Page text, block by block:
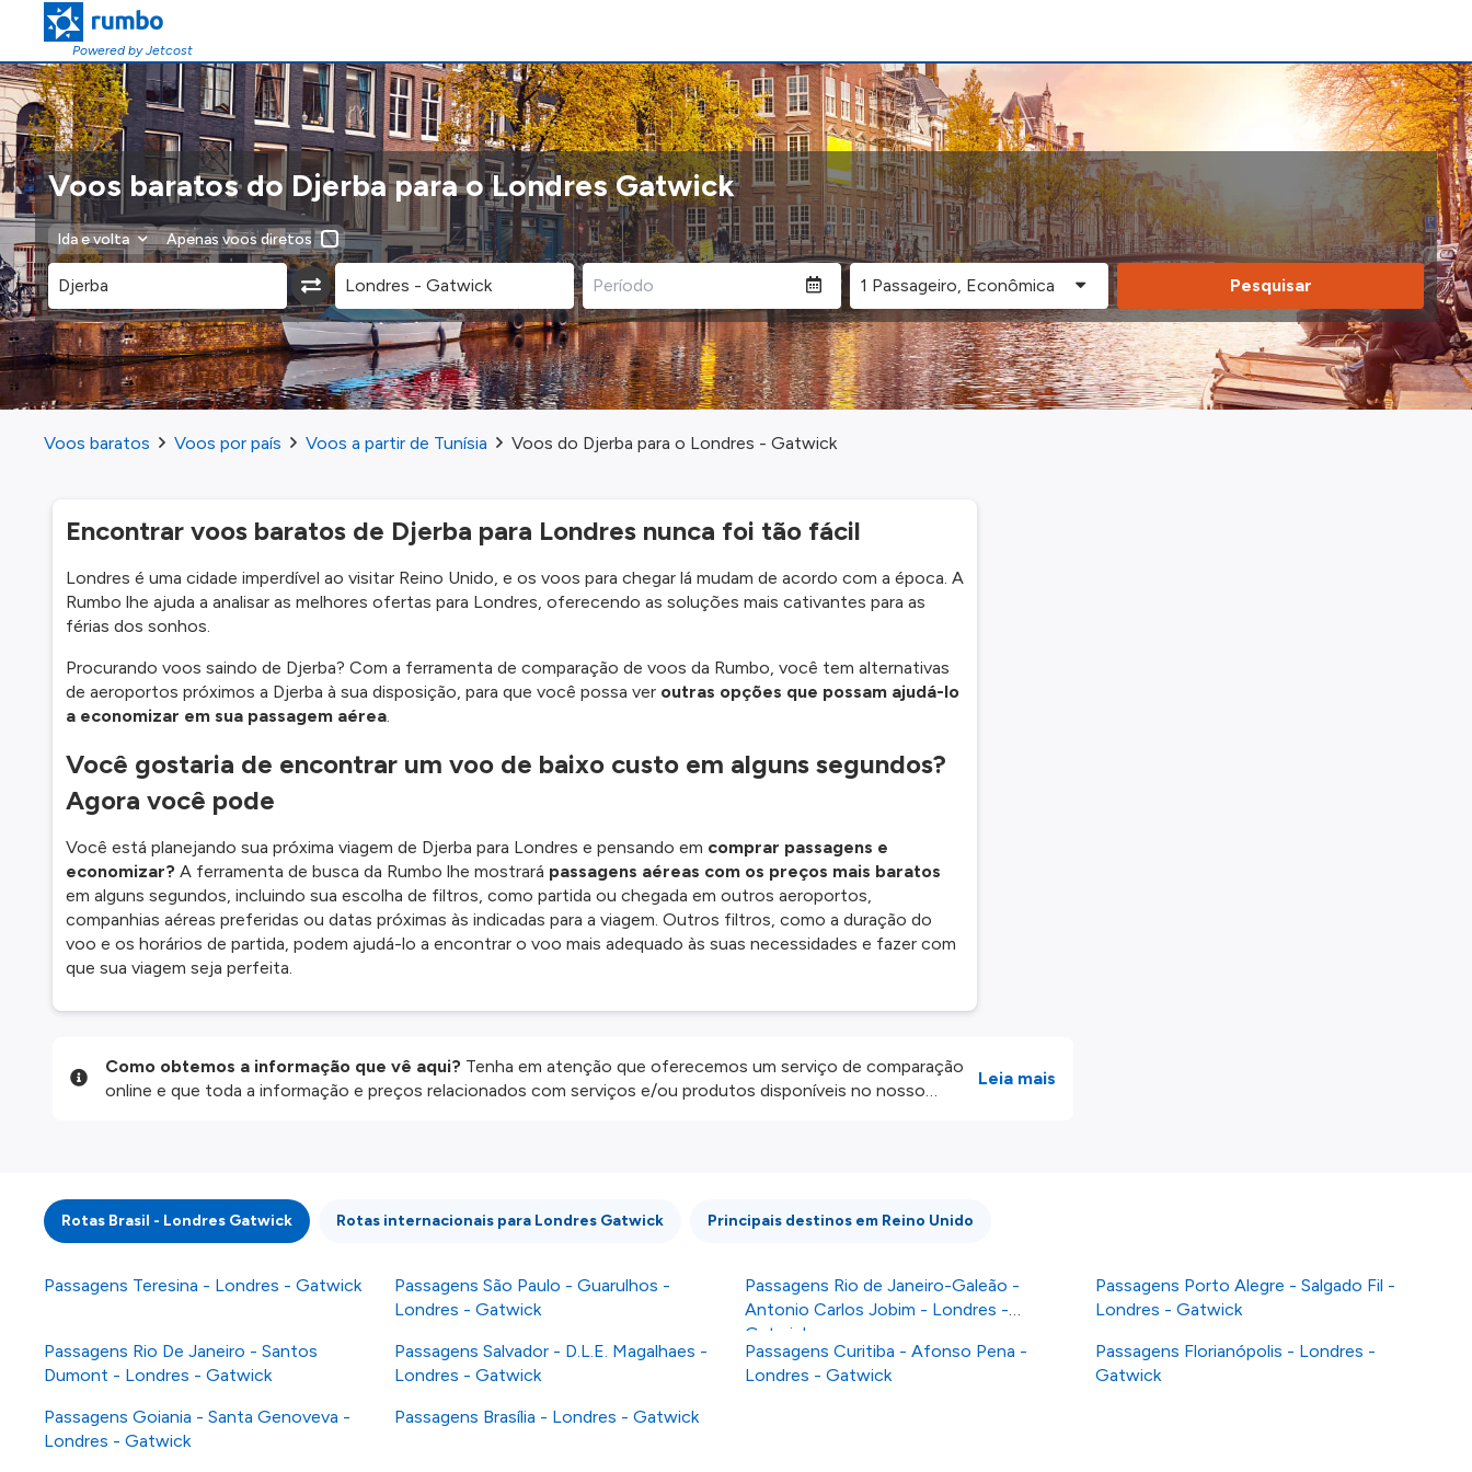
Powered by Jetcost
Voos baratos do Djerba para o Londres Gatwick
Ida e volta Apenas voos diretos
Pesquisar
Voos baratos Voos por país Voos a partir de Tunísia Voos do Djerba para o Londres - Gatwick
Encontrar voos baratos de Djerba para Londres nunca foi tão fácil
Londres é uma cidade imperdível ao visitar Reino Unido, e os voos para chegar lá mudam de acordo com a época. A
Rumbo lhe ajuda a analisar as melhores ofertas para Londres, oferecendo as soluções mais cativantes para as
férias dos sonhos.
Procurando voos saindo de Djerba? Com a ferramenta de comparação de voos da Rumbo, você tem alternativas
de aeroportos próximos a Djerba à sua disposição, para que você possa ver outras opções que possam ajudá-lo
a economizar em sua passagem aérea.
Você gostaria de encontrar um voo de baixo custo em alguns segundos?
Agora você pode
Você está planejando sua próxima viagem de Djerba para Londres e pensando em comprar passagens e
economizar? A ferramenta de busca da Rumbo lhe mostrará passagens aéreas com os preços mais baratos
em alguns segundos, incluindo sua escolha de filtros, como partida ou chegada em outros aeroportos,
companhias aéreas preferidas ou datas próximas às indicadas para a viagem. Outros filtros, como a duração do
voo e os horários de partida, podem ajudá-lo a encontrar o voo mais adequado às suas necessidades e fazer com
que sua viagem seja perfeita.
Como obtemos a informação que vê aqui? Tenha em atenção que oferecemos um serviço de comparação
online e que toda a informação e preços relacionados com serviços e/ou produtos disponíveis no nosso
Leia mais
Rotas Brasil - Londres Gatwick Rotas internacionais para Londres Gatwick Principais destinos em Reino Unido
Passagens Teresina - Londres - Gatwick
Passagens São Paulo - Guarulhos -
Londres - Gatwick
Passagens Rio de Janeiro-Galeão -
Antonio Carlos Jobim - Londres -
Gatwick
Passagens Porto Alegre - Salgado Fil -
Londres - Gatwick
Passagens Rio De Janeiro - Santos
Dumont - Londres - Gatwick
Passagens Salvador - D.L.E. Magalhaes -
Londres - Gatwick
Passagens Curitiba - Afonso Pena -
Londres - Gatwick
Passagens Florianópolis - Londres -
Gatwick
Passagens Goiania - Santa Genoveva -
Londres - Gatwick
Passagens Brasília - Londres - Gatwick